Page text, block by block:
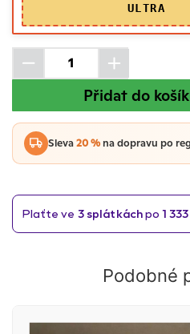
ULTRA
Přidat do
Sleva20 %na dopravu po
Podobné